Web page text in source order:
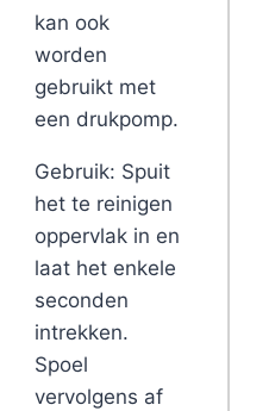
kan ook
worden
gebruikt met
een drukpomp.
Gebruik: Spuit
het te reinigen
oppervlak in en
laat het enkele
seconden
intrekken.
Spoel
vervolgens af